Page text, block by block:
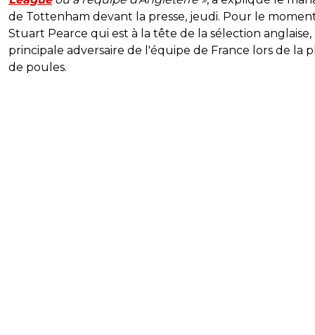
de Tottenham devant la presse, jeudi. Pour le
Stuart Pearce qui est à la tête de la sélection anglaise,
principale adversaire de l'équipe de France lors de la
de poules.